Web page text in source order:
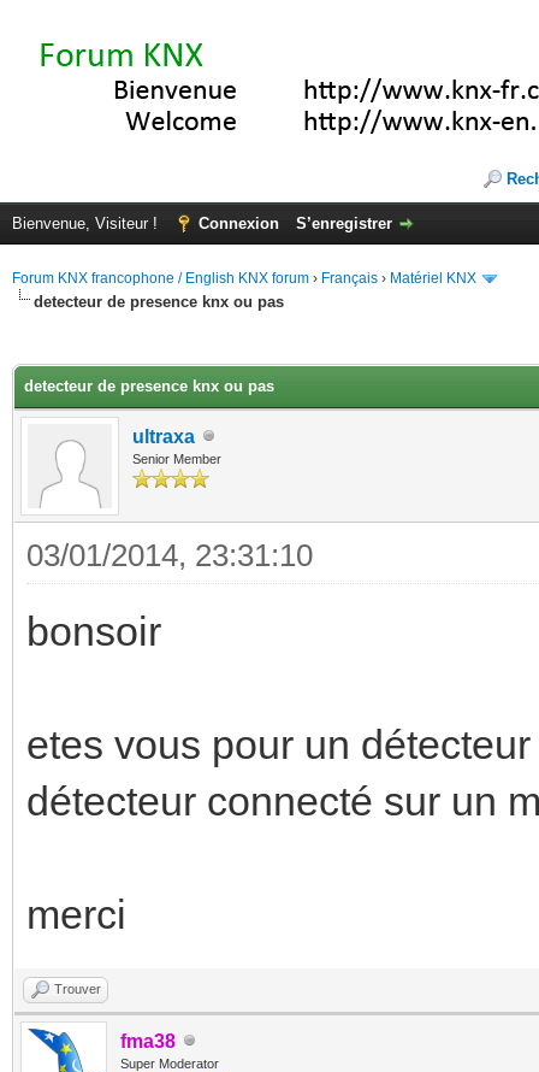
Bienvenue, Visiteur ! Connexion S’enregistrer
Forum KNX francophone / English KNX forum › Français › Matériel KNX
detecteur de presence knx ou pas
detecteur de presence knx ou pas
ultraxa
Senior Member
03/01/2014, 23:31:10
bonsoir
etes vous pour un
détecteur connecté sur un
merci
Trouver
fma38
Super Moderator